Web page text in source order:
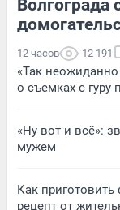
Волгограда
12 часов 12 191
«Так
о съемках с гуру
«Ну вот и всё»:
мужем
Как
рецепт от